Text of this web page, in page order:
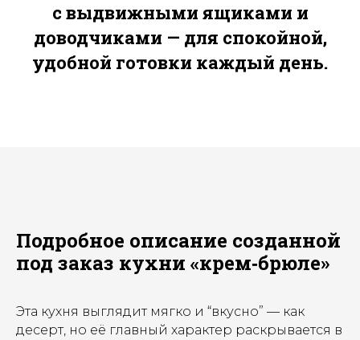
с выдвижными ящиками и
доводчиками — для спокойной,
удобной готовки каждый день.
Подробное описание созданной
под заказ кухни «крем‑брюле»
Эта кухня выглядит мягко и “вкусно” — как
десерт, но её главный характер раскрывается в